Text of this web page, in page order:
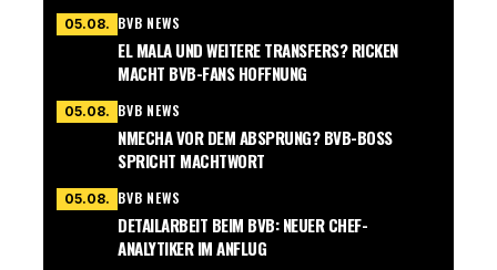
05.08. BVB NEWS
EL MALA UND WEITERE TRANSFERS? RICKEN
MACHT BVB-FANS HOFFNUNG
05.08. BVB NEWS
NMECHA VOR DEM ABSPRUNG? BVB-BOSS
SPRICHT MACHTWORT
05.08. BVB NEWS
DETAILARBEIT BEIM BVB: NEUER CHEF-
ANALYTIKER IM ANFLUG